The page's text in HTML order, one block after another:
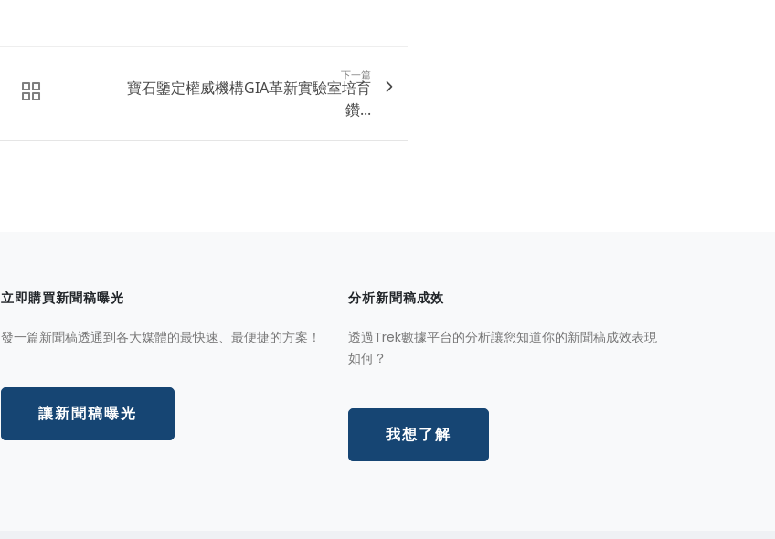
下一篇
寶石鑒定權威機構GIA革新實驗室培育
鑽...
立即購買新聞稿曝光
發一篇新聞稿透通到各大媒體的最快速、最便捷的方案！
讓新聞稿曝光
分析新聞稿成效
透過Trek數據平台的分析讓您知道你的新聞稿成效表現
如何？
我想了解